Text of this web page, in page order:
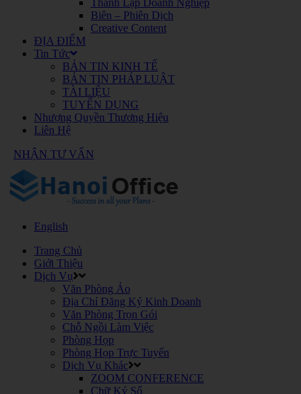
Thành Lập Doanh Nghiệp
Biên – Phiên Dịch
Creative Content
ĐỊA ĐIỂM
Tin Tức
BẢN TIN KINH TẾ
BẢN TIN PHÁP LUẬT
TÀI LIỆU
TUYỂN DỤNG
Nhượng Quyền Thương Hiệu
Liên Hệ
NHẬN TƯ VẤN
English
Trang Chủ
Giới Thiệu
Dịch Vụ
Văn Phòng Ảo
Địa Chỉ Đăng Ký Kinh Doanh
Văn Phòng Trọn Gói
Chỗ Ngồi Làm Việc
Phòng Họp
Phòng Họp Trực Tuyến
Dịch Vụ Khác
ZOOM CONFERENCE
Chữ Ký Số